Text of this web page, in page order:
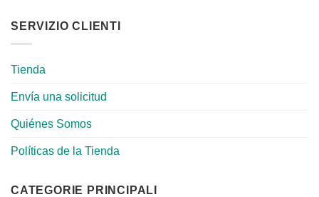
SERVIZIO CLIENTI
Tienda
Envía una solicitud
Quiénes Somos
Políticas de la Tienda
CATEGORIE PRINCIPALI